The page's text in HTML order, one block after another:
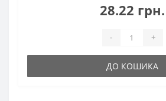
28.22 грн.
- +
ДО КОШИКА